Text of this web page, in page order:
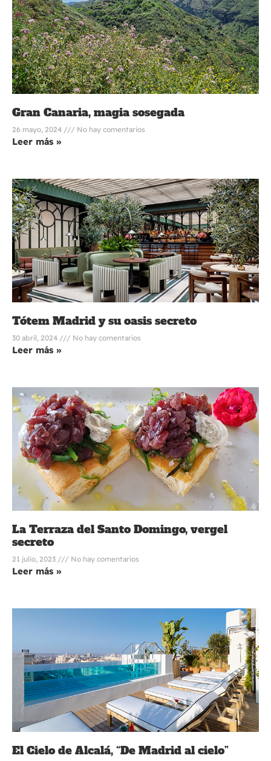
Gran Canaria, magia sosegada
26 mayo, 2024 No hay comentarios
Leer más »
Tótem Madrid y su oasis secreto
30 abril, 2024 No hay comentarios
Leer más »
La Terraza del Santo Domingo, vergel
secreto
21 julio, 2023 No hay comentarios
Leer más »
El Cielo de Alcalá, “De Madrid al cielo”